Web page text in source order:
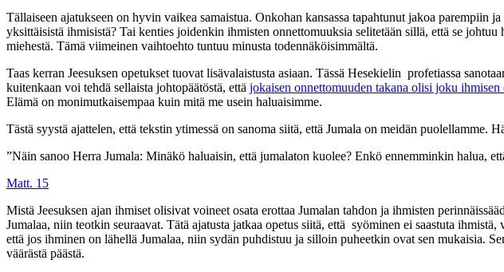
Tällaiseen ajatukseen on hyvin vaikea samaistua. Onkohan kansassa tapahtunut jakoa
yksittäisistä ihmisistä? Tai kenties joidenkin ihmisten onnettomuuksia selitetään sillä, että se
miehestä. Tämä viimeinen vaihtoehto tuntuu minusta todennäköisimmältä.
Taas kerran Jeesuksen opetukset tuovat lisävalaistusta asiaan. Tässä Hesekielin profetiassa
kuitenkaan voi tehdä sellaista johtopäätöstä, että jokaisen onnettomuuden takana olisi joku ihmisen
Elämä on monimutkaisempaa kuin mitä me usein haluaisimme.
Tästä syystä ajattelen, että tekstin ytimessä on sanoma siitä, että Jumala on meidän puolellamme.
”Näin sanoo Herra Jumala: Minäkö haluaisin, että jumalaton kuolee? Enkö ennemminkin halua,
Matt. 15
Mistä Jeesuksen ajan ihmiset olisivat voineet osata erottaa Jumalan tahdon ja ihmisten
Jumalaa, niin teotkin seuraavat. Tätä ajatusta jatkaa opetus siitä, että syöminen ei saastuta
että jos ihminen on lähellä Jumalaa, niin sydän puhdistuu ja silloin puheetkin ovat sen mukaisia.
väärästä päästä.